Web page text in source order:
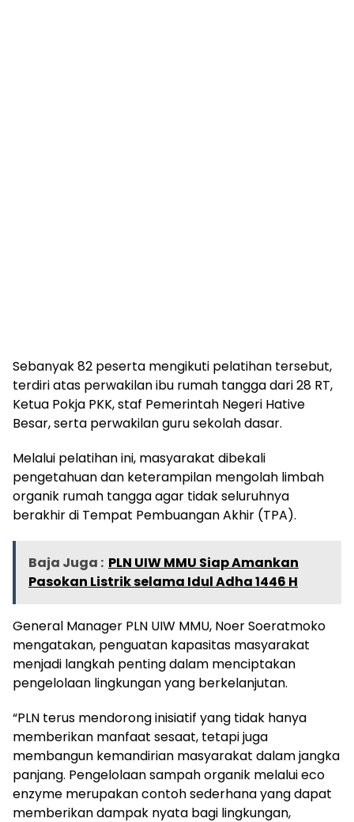
Sebanyak 82 peserta mengikuti pelatihan tersebut,
terdiri atas perwakilan ibu rumah tangga dari 28 RT,
Ketua Pokja PKK, staf Pemerintah Negeri Hative
Besar, serta perwakilan guru sekolah dasar.
Melalui pelatihan ini, masyarakat dibekali
pengetahuan dan keterampilan mengolah limbah
organik rumah tangga agar tidak seluruhnya
berakhir di Tempat Pembuangan Akhir (TPA).
Baja Juga : PLN UIW MMU Siap Amankan
Pasokan Listrik selama Idul Adha 1446 H
General Manager PLN UIW MMU, Noer Soeratmoko
mengatakan, penguatan kapasitas masyarakat
menjadi langkah penting dalam menciptakan
pengelolaan lingkungan yang berkelanjutan.
“PLN terus mendorong inisiatif yang tidak hanya
memberikan manfaat sesaat, tetapi juga
membangun kemandirian masyarakat dalam jangka
panjang. Pengelolaan sampah organik melalui eco
enzyme merupakan contoh sederhana yang dapat
memberikan dampak nyata bagi lingkungan,